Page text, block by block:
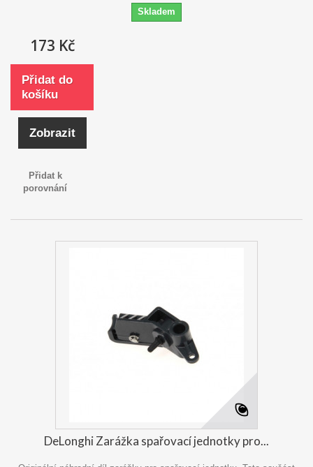
Skladem
173 Kč
Přidat do
košíku
Zobrazit
Přidat k
porovnání
DeLonghi Zarážka spařovací jednotky pro...